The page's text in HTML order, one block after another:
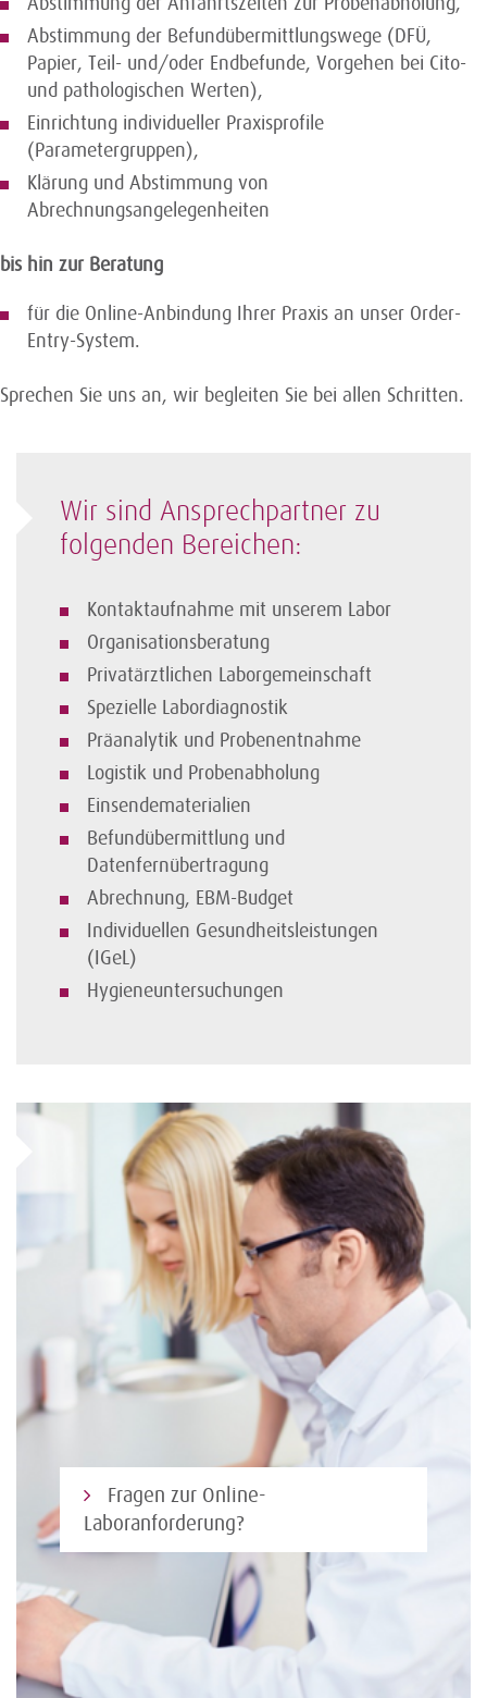
Abstimmung der Befundübermittlungswege (DFÜ,
Papier, Teil- und/oder Endbefunde, Vorgehen bei Cito-
und pathologischen Werten),
Einrichtung individueller Praxisprofile
(Parametergruppen),
Klärung und Abstimmung von
Abrechnungsangelegenheiten
bis hin zur Beratung
für die Online-Anbindung Ihrer Praxis an unser Order-
Entry-System.
Sprechen Sie uns an, wir begleiten Sie bei allen Schritten.
Wir sind Ansprechpartner zu
folgenden Bereichen:
Kontaktaufnahme mit unserem Labor
Organisationsberatung
Privatärztlichen Laborgemeinschaft
Spezielle Labordiagnostik
Präanalytik und Probenentnahme
Logistik und Probenabholung
Einsendematerialien
Befundübermittlung und
Datenfernübertragung
Abrechnung, EBM-Budget
Individuellen Gesundheitsleistungen
(IGeL)
Hygieneuntersuchungen
Fragen zur Online-
Laboranforderung?